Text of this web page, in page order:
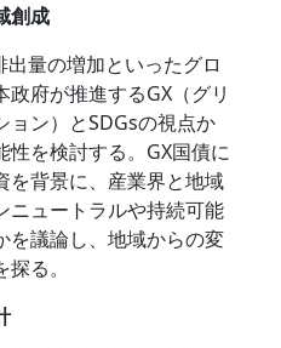
創成
量の増加といったグロ
府が推進するGX（グリ
ョン）とSDGsの視点か
性を検討する。GX国債に
を背景に、産業界と地域
ニュートラルや持続可能
を議論し、地域からの変
る。